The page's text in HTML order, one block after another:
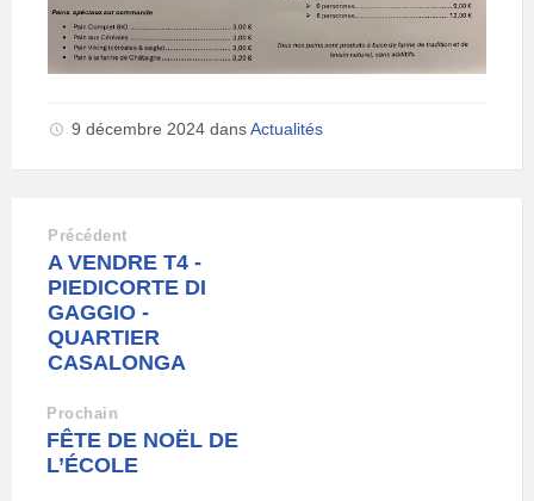
9 décembre 2024 dansActualités
Précédent
A VENDRE T4 -
PIEDICORTE DI
GAGGIO -
QUARTIER
CASALONGA
Prochain
FÊTE DE NOËL DE
L’ÉCOLE